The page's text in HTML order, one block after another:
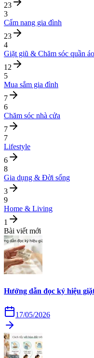
23
3
Cẩm nang gia đình
23
4
Giặt giũ & Chăm sóc quần áo
12
5
Mua sắm gia đình
7
6
Chăm sóc nhà cửa
7
7
Lifestyle
6
8
Gia dụng & Đời sống
3
9
Home & Living
1
Bài viết mới
Hướng dẫn đọc ký hiệu
17/05/2026